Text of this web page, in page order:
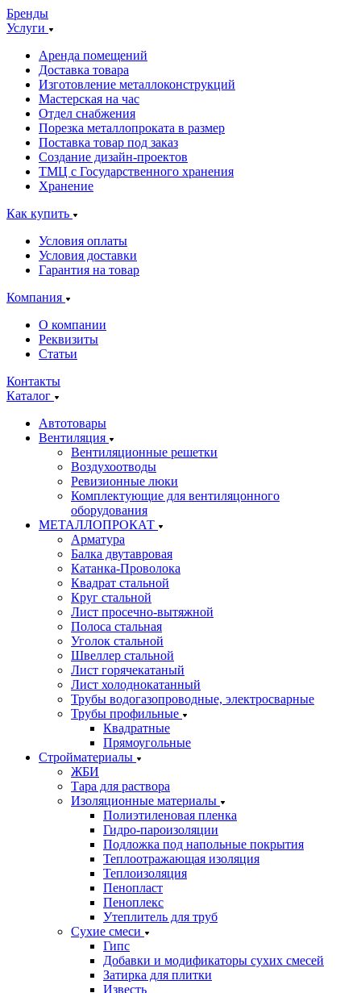
Бренды
Услуги
Аренда помещений
Доставка товара
Изготовление металлоконструкций
Мастерская на час
Отдел снабжения
Порезка металлопроката в размер
Поставка товар под заказ
Создание дизайн-проектов
ТМЦ с Государственного хранения
Хранение
Как купить
Условия оплаты
Условия доставки
Гарантия на товар
Компания
О компании
Реквизиты
Статьи
Контакты
Каталог
Автотовары
Вентиляция
Вентиляционные решетки
Воздухоотводы
Ревизионные люки
Комплектующие для вентиляцонного
оборудования
МЕТАЛЛОПРОКАТ
Арматура
Балка двутавровая
Катанка-Проволока
Квадрат стальной
Круг стальной
Лист просечно-вытяжной
Полоса стальная
Уголок стальной
Швеллер стальной
Лист горячекатаный
Лист холоднокатанный
Трубы водогазопроводные, электросварные
Трубы профильные
Квадратные
Прямоугольные
Стройматериалы
ЖБИ
Тара для раствора
Изоляционные материалы
Полиэтиленовая пленка
Гидро-пароизоляции
Подложка под напольные покрытия
Теплоотражающая изоляция
Теплоизоляция
Пенопласт
Пеноплекс
Утеплитель для труб
Сухие смеси
Гипс
Добавки и модификаторы сухих смесей
Затирка для плитки
Известь